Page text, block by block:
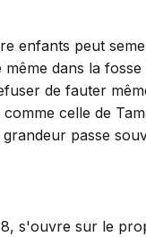
enfants peut
dans la
de fauter
comme celle de
passe
s'ouvre sur le